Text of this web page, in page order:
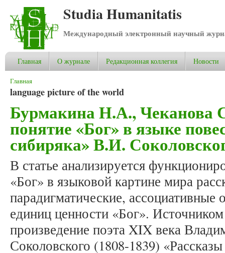
Studia Humanitatis
Международный электронный научный
Главная О журнале Редакционная коллегия Новости
Вы здесь
Главная
language picture of the world
Бурмакина Н.А., Чеканова
понятие «Бог» в языке
сибиряка» В.И.
В статье анализируется
«Бог» в языковой картине мира
парадигматические,
единиц ценности «Бог».
произведение поэта XIX века
Соколовского (1808-1839)